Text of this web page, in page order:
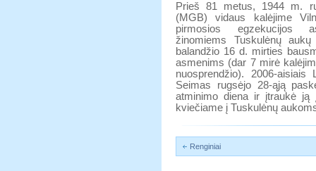
Prieš 81 metus, 1944 m.
(MGB) vidaus kalėjime
pirmosios egzekucijos
žinomiems Tuskulėnų
balandžio 16 d. mirties
asmenims (dar 7 mirė
nuosprendžio). 2006-aisiais
Seimas rugsėjo 28-ąją
atminimo diena ir įtraukė
kviečiame į Tuskulėnų
Renginiai